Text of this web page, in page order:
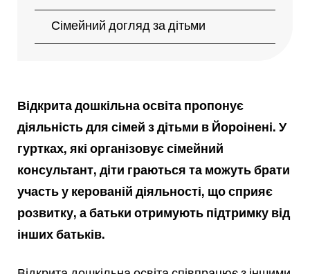
Сімейний догляд за дітьми
Відкрита дошкільна освіта пропонує
діяльність для сімей з дітьми в Йороінені. У
гуртках, які організовує сімейний
консультант, діти граються та можуть брати
участь у керованій діяльності, що сприяє
розвитку, а батьки отримують підтримку від
інших батьків.